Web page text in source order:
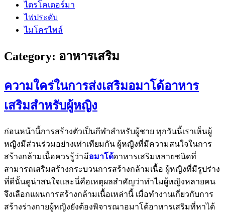
ไตรโคเดอร์มา
ไฟประดับ
ไมโครไพล์
Category: อาหารเสริม
ความใคร่ในการส่งเสริมอมาโด้อาหาร
เสริมสำหรับผู้หญิง
ก่อนหน้านี้การสร้างตัวเป็นกีฬาสำหรับผู้ชาย ทุกวันนี้เราเห็นผู้
หญิงมีส่วนร่วมอย่างเท่าเทียมกัน ผู้หญิงที่มีความสนใจในการ
สร้างกล้ามเนื้อควรรู้ว่ามีอมาโด้อาหารเสริมหลายชนิดที่
สามารถเสริมสร้างกระบวนการสร้างกล้ามเนื้อ ผู้หญิงที่มีรูปร่าง
ที่ดีนั้นดูน่าสนใจและนี่คือเหตุผลสำคัญว่าทำไมผู้หญิงหลายคน
จึงเลือกแผนการสร้างกล้ามเนื้อเหล่านี้ เมื่อทำงานเกี่ยวกับการ
สร้างร่างกายผู้หญิงยังต้องพิจารณาอมาโด้อาหารเสริมที่หาได้